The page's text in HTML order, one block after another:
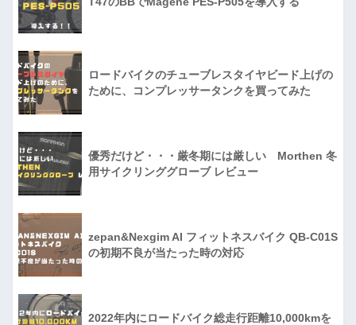
ロードバイクのチューブレスタイヤビード上げの
ために、コンプレッサータンクを買ってみた
優秀だけど・・・厳冬期には厳しい Morthen 冬
用サイクリンググローブ レビュー
zepan&Nexgim AI フィットネスバイク QB-C01S
の初期不良が当たった時の対応
2022年内にロードバイク総走行距離10,000kmを